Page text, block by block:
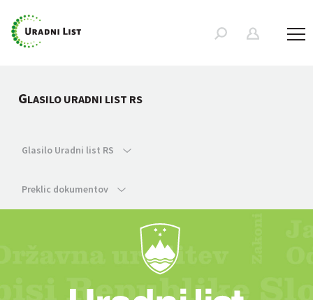
GLASILO URADNI LIST RS
Glasilo Uradni list RS
Preklic dokumentov